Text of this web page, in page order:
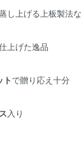
し上げる上板製法
上げた逸品
ト で贈り応え十分
入り